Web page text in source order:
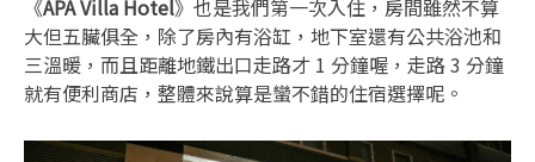
《APA Villa Hotel》也是我們第一次入住，房間雖然不算
大但五臟俱全，除了房內有浴缸，地下室還有公共浴池和
三溫暖，而且距離地鐵出口走路才 1 分鐘喔，走路 3 分鐘
就有便利商店，整體來說算是蠻不錯的住宿選擇呢。